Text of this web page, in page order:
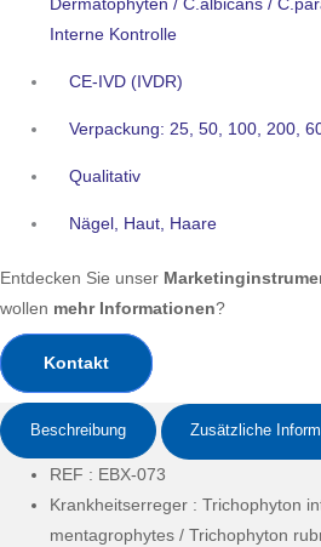
Dermatophyten / C.albicans /
Interne Kontrolle
CE-IVD (IVDR)
Verpackung: 25, 50, 100, 200,
Qualitativ
Nägel, Haut, Haare
Entdecken Sie unser
wollen mehr Informationen?
Kontakt
Beschreibung Zusätzliche
REF : EBX-073
Krankheitserreger : Trichophyton
mentagrophytes / Trichophyton